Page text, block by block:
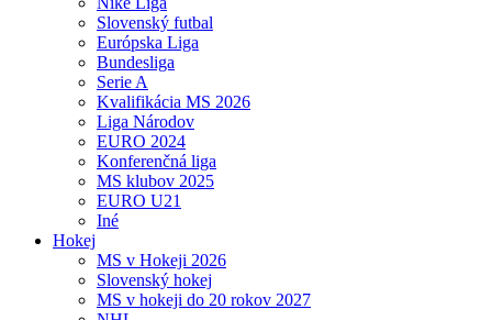
Slovenský futbal
Európska Liga
Bundesliga
Serie A
Kvalifikácia MS 2026
Liga Národov
EURO 2024
Konferenčná liga
MS klubov 2025
EURO U21
Iné
Hokej
MS v Hokeji 2026
Slovenský hokej
MS v hokeji do 20 rokov 2027